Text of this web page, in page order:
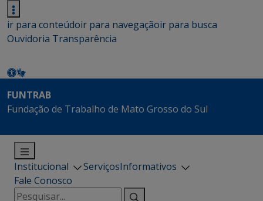
ir para conteúdoir para navegaçãoir para busca
Ouvidoria Transparência
FUNTRAB
Fundação de Trabalho de Mato Grosso do Sul
Institucional ServiçosInformativos
Fale Conosco
Pesquisar